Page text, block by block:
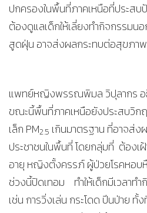
ปกครองในพื้นที่ภาคเหนือที่ประส
ต้องดูแลเด็กให้เลี่ยงทำกิจกรรมน
สูดฝุ่น อาจส่งผลกระทบต่อสุขภา
แพทย์หญิงพรรณพิมล วิปุลากร อ
ขณะนี้พื้นที่ภาคเหนือยังประสบวิ
เล็ก PM2.5 เกินมาตรฐาน ที่อาจส่
ประชาชนในพื้นที่ โดยกลุ่มที่ ต้องเ
อายุ หญิงตั้งครรภ์ ผู้ป่วยโรคหอบหื
ช่วงนี้ปิดเทอม ทำให้เด็กมีเวลาท
เช่น การวิ่งเล่น กระโดด ปีนป่าย ทั้